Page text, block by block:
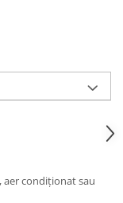
aer condiționat sau